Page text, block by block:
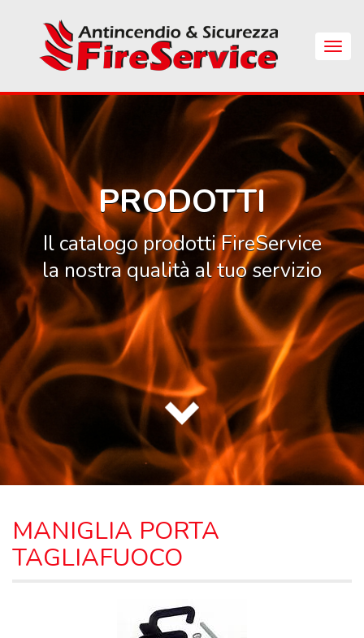
content
Apri
PRODOTTI
Il catalogo prodotti FireService
la nostra qualità al tuo servizio
MANIGLIA PORTA
TAGLIAFUOCO